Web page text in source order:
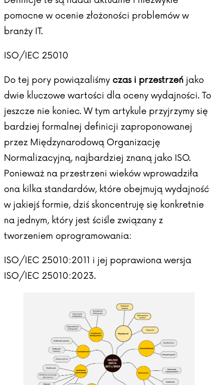
pomocne w ocenie złożoności problemów w
branży IT.
ISO/IEC 25010
Do tej pory powiązaliśmy czas i przestrzeń jako
dwie kluczowe wartości dla oceny wydajności. To
jeszcze nie koniec. W tym artykule przyjrzymy się
bardziej formalnej definicji zaproponowanej
przez Międzynarodową Organizację
Normalizacyjną, najbardziej znaną jako ISO.
Ponieważ na przestrzeni wieków wprowadziła
ona kilka standardów, które obejmują wydajność
w jakiejś formie, dziś skoncentruję się konkretnie
na jednym, który jest ściśle związany z
tworzeniem oprogramowania:
ISO/IEC 25010:2011 i jej poprawiona wersja
ISO/IEC 25010:2023.